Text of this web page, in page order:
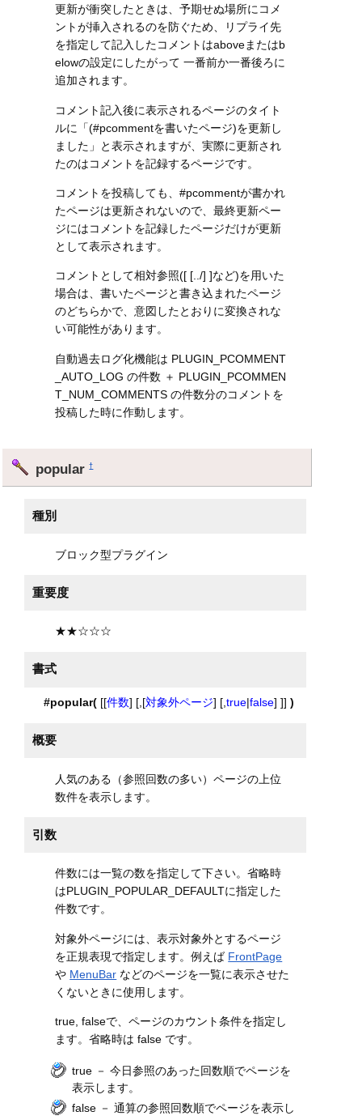
更新が衝突したときは、予期せぬ場所にコメ
ントが挿入されるのを防ぐため、リプライ先
を指定して記入したコメントはaboveまたはb
elowの設定にしたがって 一番前か一番後ろに
追加されます。
コメント記入後に表示されるページのタイト
ルに「(#pcommentを書いたページ)を更新し
ました」と表示されますが、実際に更新され
たのはコメントを記録するページです。
コメントを投稿しても、#pcommentが書かれ
たページは更新されないので、最終更新ペー
ジにはコメントを記録したページだけが更新
として表示されます。
コメントとして相対参照([ [../] ]など)を用いた
場合は、書いたページと書き込まれたページ
のどちらかで、意図したとおりに変換されな
い可能性があります。
自動過去ログ化機能は PLUGIN_PCOMMENT
_AUTO_LOG の件数 ＋ PLUGIN_PCOMMEN
T_NUM_COMMENTS の件数分のコメントを
投稿した時に作動します。
popular†
種別
ブロック型プラグイン
重要度
★★☆☆☆
書式
#popular([[件数] [,[対象外ページ] [, true|false] ]] )
概要
人気のある（参照回数の多い）ページの上位
数件を表示します。
引数
件数には一覧の数を指定して下さい。省略時
はPLUGIN_POPULAR_DEFAULTに指定した
件数です。
対象外ページには、表示対象外とするページ
を正規表現で指定します。例えば FrontPage
や MenuBar などのページを一覧に表示させた
くないときに使用します。
true, falseで、ページのカウント条件を指定し
ます。省略時は false です。
true － 今日参照のあった回数順でページを
表示します。
false － 通算の参照回数順でページを表示し